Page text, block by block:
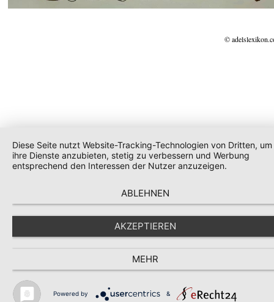
©
Diese Seite nutzt Website-Tracking-Technologien von Dritten, um
ihre Dienste anzubieten, stetig zu verbessern und Werbung
entsprechend den Interessen der Nutzer anzuzeigen.
ABLEHNEN
AKZEPTIEREN
MEHR
Powered by &